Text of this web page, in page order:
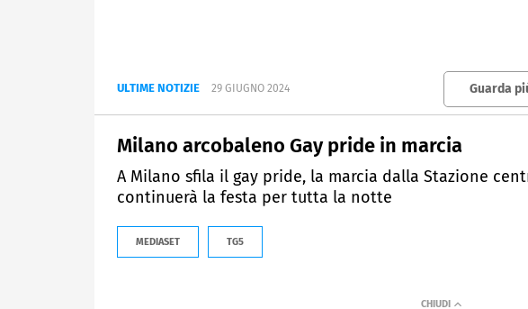
ULTIME NOTIZIE 29 GIUGNO 2024 Guarda
Milano arcobaleno Gay pride in marcia
A Milano sfila il gay pride, la marcia dalla Stazione
continuerà la festa per tutta la notte
MEDIASET TG5